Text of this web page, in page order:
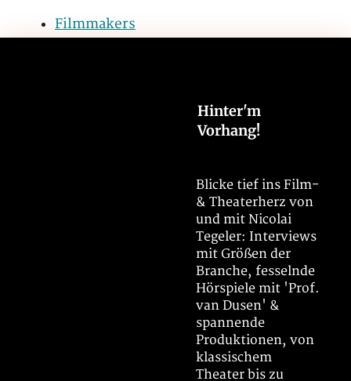
Hinter'm
Vorhang!
Blicke tief ins Film-
& Theaterherz von
und mit Nicolai
Tegeler: Interviews
mit Größen der
Branche, fesselnde
Hörspiele mit 'Prof.
van Dusen' &
spannende
Produktionen, von
klassischem
Theater bis zu
Filmmakers